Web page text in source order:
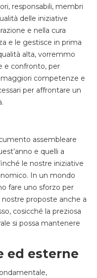
responsabili, membri
delle iniziative
e nella cura
e le gestisce in prima
alta, vorremmo
e confronto, per
competenze e
per affrontare un
assembleare
e quelli a
le nostre iniziative
In un mondo
fare uno sforzo per
proposte anche a
cosicché la preziosa
si possa mantenere
ed esterne